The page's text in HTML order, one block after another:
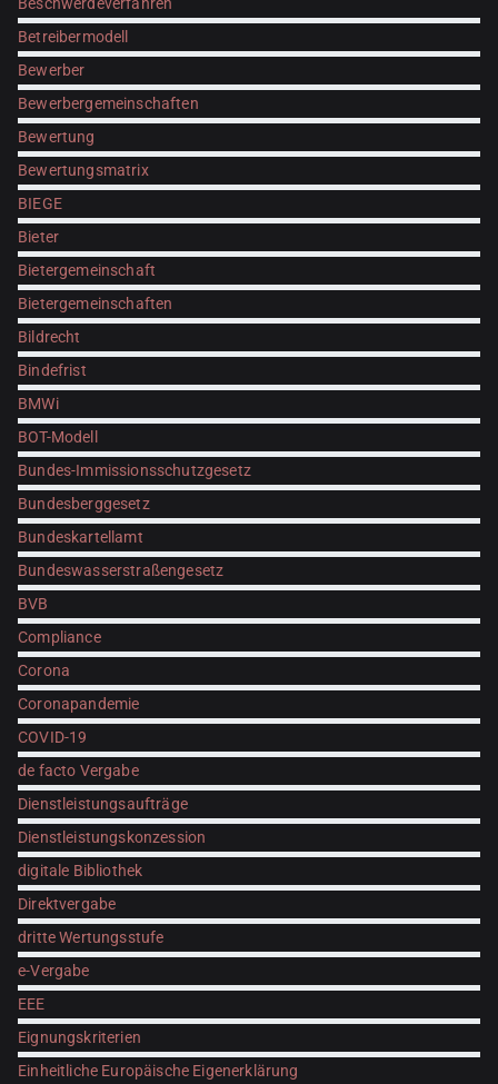
Beschwerdeverfahren
Betreibermodell
Bewerber
Bewerbergemeinschaften
Bewertung
Bewertungsmatrix
BIEGE
Bieter
Bietergemeinschaft
Bietergemeinschaften
Bildrecht
Bindefrist
BMWi
BOT-Modell
Bundes-Immissionsschutzgesetz
Bundesberggesetz
Bundeskartellamt
Bundeswasserstraßengesetz
BVB
Compliance
Corona
Coronapandemie
COVID-19
de facto Vergabe
Dienstleistungsaufträge
Dienstleistungskonzession
digitale Bibliothek
Direktvergabe
dritte Wertungsstufe
e-Vergabe
EEE
Eignungskriterien
Einheitliche Europäische Eigenerklärung